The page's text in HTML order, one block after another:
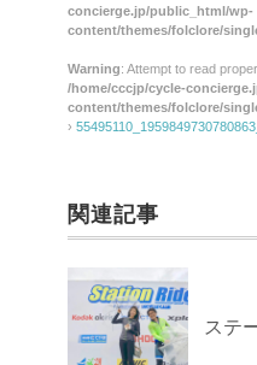
concierge.jp/public_html/wp-
content/themes/folclore/
Warning: Attempt to read
/home/cccjp/cycle-
content/themes/folclore/
›
関連記事
ステ